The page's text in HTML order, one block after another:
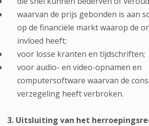
waarvan de prijs gebonden is aan
op de financiële markt waarop de
invloed heeft;
voor losse kranten en tijdschriften;
voor audio- en video-opnamen en
computersoftware waarvan de
verzegeling heeft verbroken.
3. Uitsluiting van het